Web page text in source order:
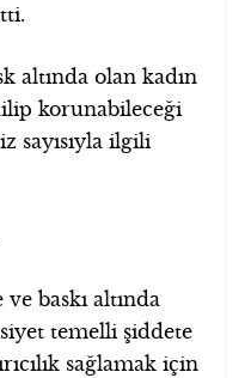
altında olan kadın
korunabileceği
sayısıyla ilgili
baskı altında
temelli şiddete
sağlamak için